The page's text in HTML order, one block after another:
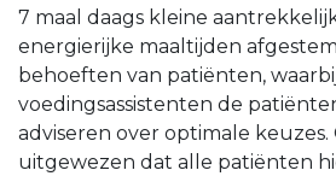
7 maal daags kleine
energierijke maaltijden
behoeften van patiënten,
voedingsassistenten de
adviseren over optimale
uitgewezen dat alle patiënten